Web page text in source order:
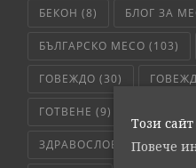
БЕКОН (8) БЛОГ ЗА
БЪЛГАРСКО МЕСО (103)
ГОВЕЖДО (30)
ГОТВЕНЕ (9)
ЗДРАВОСЛОВНО(4)
Този
Повече